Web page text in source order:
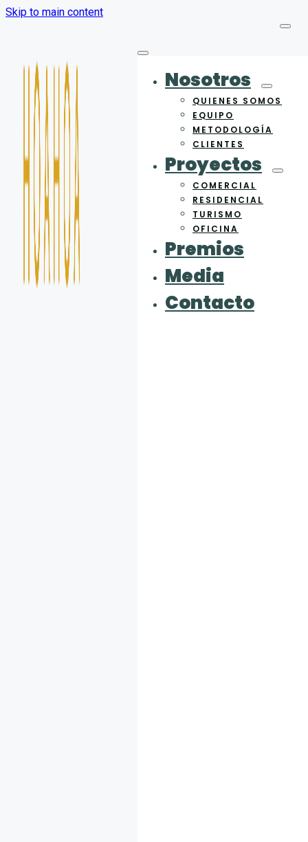
Skip to main content
Nosotros
QUIENES SOMOS
EQUIPO
METODOLOGÍA
CLIENTES
Proyectos
COMERCIAL
RESIDENCIAL
TURISMO
OFICINA
Premios
Media
Contacto